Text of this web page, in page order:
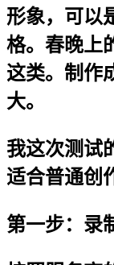
形象，可以
格。春晚上
这类。制作
大。
我这次测试
适合普通创
第一步：录